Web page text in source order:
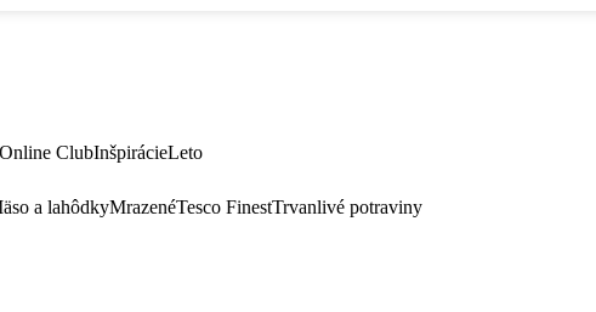
Online ClubInšpirácieLeto
a lahôdkyMrazenéTesco FinestTrvanlivé potraviny